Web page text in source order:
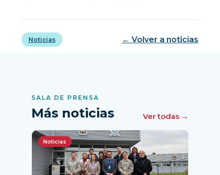
Noticias ← Volver a noticias
SALA DE PRENSA
Más noticias Ver todas →
Noticias